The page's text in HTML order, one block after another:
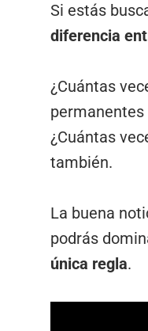
Si estás
diferencia
¿Cuántas
¿Cuántas
también.
La buena
podrás
única regla.